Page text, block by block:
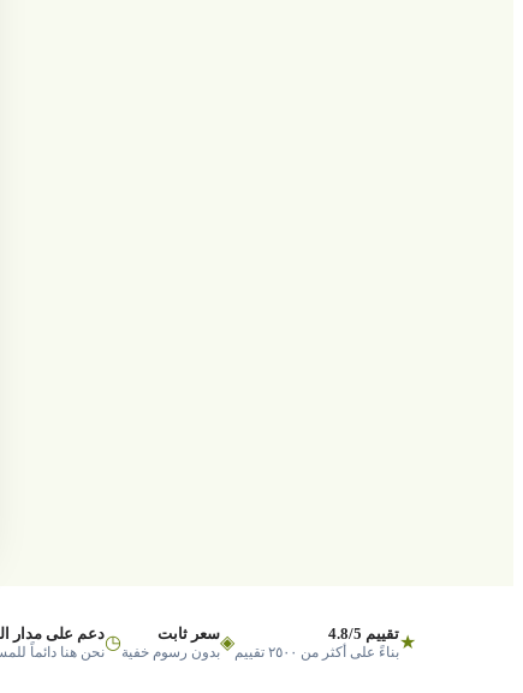
★تقييم 4.8/5
بناءً على أكثر من ٢٥٠٠ تقييم ◈سعر ثابت
بدون رسوم خفية◷دعم على مدار
نحن هنا دائماً